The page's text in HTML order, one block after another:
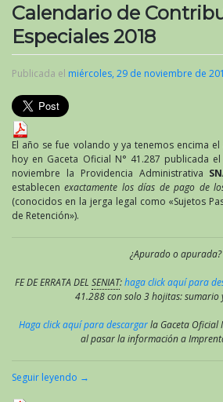
Calendario de
Especiales 2018
Publicada el miércoles, 29 de noviembre de
El año se fue volando y ya tenemos encima
hoy en Gaceta Oficial N° 41.287 publicada
noviembre la Providencia Administrativa
establecenexactamente los días de pago de
(conocidos en la jerga legal como «Sujetos
de Retención»).
¿Apurado o apurada?
FE DE ERRATA DEL SENIAT:haga click aquí para
41.288 con solo 3 hojitas: sumario
Haga click aquí para descargarla Gaceta Oficial
al pasar la información a
Seguir leyendo →